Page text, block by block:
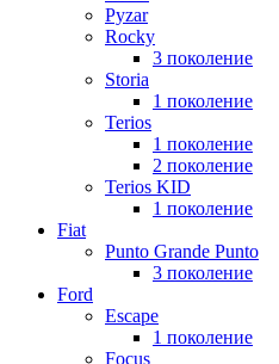
Pyzar
Rocky
3 поколение
Storia
1 поколение
Terios
1 поколение
2 поколение
Terios KID
1 поколение
Fiat
Punto Grande Punto
3 поколение
Ford
Escape
1 поколение
Focus